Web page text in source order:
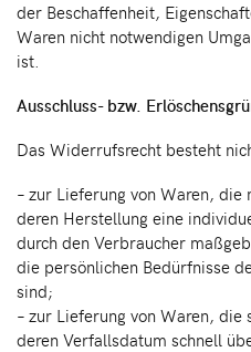
der Beschaffenheit,
Waren nicht notwendigen
ist.
Ausschluss- bzw.
Das Widerrufsrecht besteht
– zur Lieferung von Waren,
deren Herstellung eine
durch den Verbraucher
die persönlichen Bedürfnisse
sind;
– zur Lieferung von Waren,
deren Verfallsdatum schnell